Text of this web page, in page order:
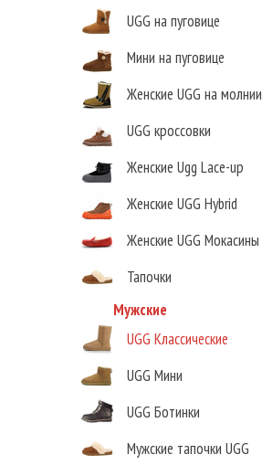
UGG на пуговице
Мини на пуговице
Женские UGG на молнии
UGG кроссовки
Женские Ugg Lace-up
Женские UGG Hybrid
Женские UGG Мокасины
Тапочки
Мужские
UGG Классические
UGG Мини
UGG Ботинки
Мужские тапочки UGG